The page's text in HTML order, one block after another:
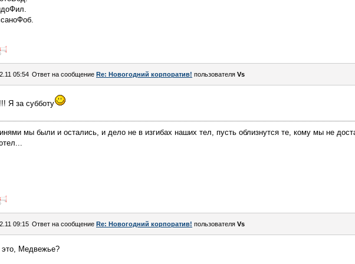
05:54 Ответ на сообщение Re: Новогодний корпоратив! пользователя Vs
Я за субботу
мы были и остались, и дело не в изгибах наших тел, пусть облизнутся те, кому мы не
09:15 Ответ на сообщение Re: Новогодний корпоратив! пользователя Vs
это, Медвежье?